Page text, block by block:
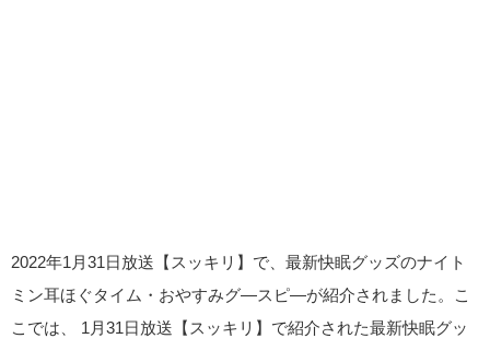
2022年1月31日放送【スッキリ】で、最新快眠グッズのナイト
ミン耳ほぐタイム・おやすみグ―スピ―が紹介されました。こ
こでは、 1月31日放送【スッキリ】で紹介された最新快眠グッ